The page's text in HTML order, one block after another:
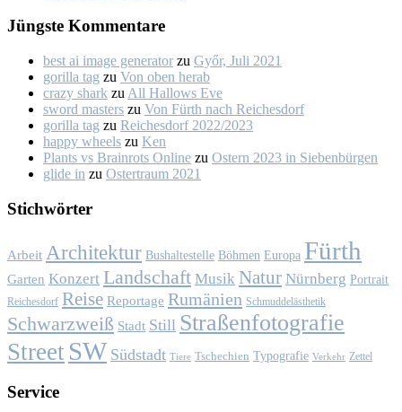
Jüngs­te Kom­men­ta­re
best ai image generator zu Győr, Ju­li 2021
gorilla tag zu Von oben her­ab
crazy shark zu All Hal­lows Eve
sword masters zu Von Fürth nach Rei­ches­dorf
gorilla tag zu Rei­ches­dorf 2022/2023
happy wheels zu Ken
Plants vs Brainrots Online zu Os­tern 2023 in Sie­ben­bür­gen
glide in zu Os­ter­traum 2021
Stich­wör­ter
Arbeit Architektur Bushaltestelle Böhmen Europa Fürth
Garten Konzert Landschaft Musik Natur Nürnberg Portrait
Reichesdorf Reise Reportage Rumänien Schmuddelästhetik
Schwarzweiß Stadt Still Straßenfotografie
Street SW Südstadt Tiere Tschechien Typografie Verkehr Zettel
Ser­vice